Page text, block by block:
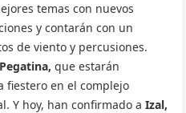
temas con nuevos
y contarán con un
de viento y percusiones.
que estarán
fiestero en el complejo
Y hoy, han confirmado a Izal,